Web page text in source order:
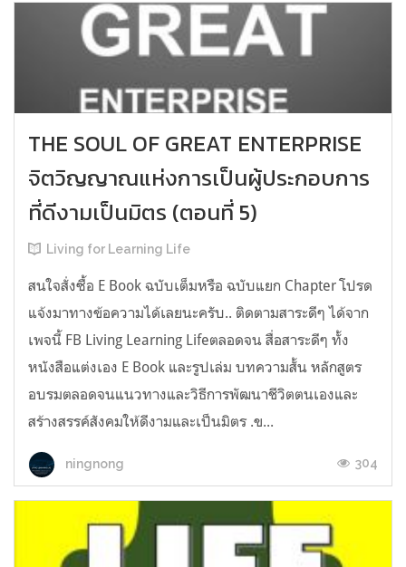
THE SOUL OF GREAT ENTERPRISE
จิตวิญญาณแห่งการเป็นผู้ประกอบการ
ที่ดีงามเป็นมิตร (ตอนที่ 5)
Living for Learning Life
สนใจสั่งซื้อ E Book ฉบับเต็มหรือ ฉบับแยก Chapter โปรด
แจ้งมาทางข้อความได้เลยนะครับ.. ติดตามสาระดีๆ​ ได้จาก
เพจนี้​ FB Living Learning Lifeตลอดจน​ สื่อสาระดีๆ​ ทั้ง
หนังสือ​แต่งเอง​ E​ Book​ และรูปเล่ม บทความสั้น​ หลักสูตร
อบรมตลอดจนแนวทางและวิธีการพัฒนาชีวิตตนเองและ
สร้างสรรค์สังคมให้ดีงามและเป็นมิตร​ .ข...
ningnong 304